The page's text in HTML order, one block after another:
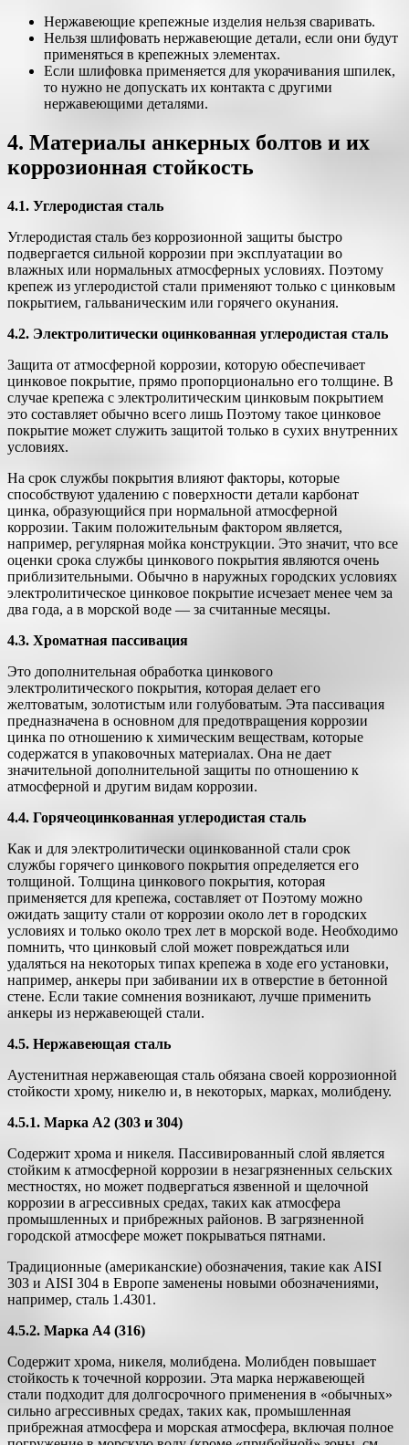
Нержавеющие крепежные изделия нельзя сваривать.
Нельзя шлифовать нержавеющие детали, если они будут
применяться в крепежных элементах.
Если шлифовка применяется для укорачивания шпилек,
то нужно не допускать их контакта с другими
нержавеющими деталями.
4. Материалы анкерных болтов и их
коррозионная стойкость
4.1. Углеродистая сталь
Углеродистая сталь без коррозионной защиты быстро
подвергается сильной коррозии при эксплуатации во
влажных или нормальных атмосферных условиях. Поэтому
крепеж из углеродистой стали применяют только с цинковым
покрытием, гальваническим или горячего окунания.
4.2. Электролитически оцинкованная углеродистая сталь
Защита от атмосферной коррозии, которую обеспечивает
цинковое покрытие, прямо пропорционально его толщине. В
случае крепежа с электролитическим цинковым покрытием
это составляет обычно всего лишь Поэтому такое цинковое
покрытие может служить защитой только в сухих внутренних
условиях.
На срок службы покрытия влияют факторы, которые
способствуют удалению с поверхности детали карбонат
цинка, образующийся при нормальной атмосферной
коррозии. Таким положительным фактором является,
например, регулярная мойка конструкции. Это значит, что все
оценки срока службы цинкового покрытия являются очень
приблизительными. Обычно в наружных городских условиях
электролитическое цинковое покрытие исчезает менее чем за
два года, а в морской воде — за считанные месяцы.
4.3. Хроматная пассивация
Это дополнительная обработка цинкового
электролитического покрытия, которая делает его
желтоватым, золотистым или голубоватым. Эта пассивация
предназначена в основном для предотвращения коррозии
цинка по отношению к химическим веществам, которые
содержатся в упаковочных материалах. Она не дает
значительной дополнительной защиты по отношению к
атмосферной и другим видам коррозии.
4.4. Горячеоцинкованная углеродистая сталь
Как и для электролитически оцинкованной стали срок
службы горячего цинкового покрытия определяется его
толщиной. Толщина цинкового покрытия, которая
применяется для крепежа, составляет от Поэтому можно
ожидать защиту стали от коррозии около лет в городских
условиях и только около трех лет в морской воде. Необходимо
помнить, что цинковый слой может повреждаться или
удаляться на некоторых типах крепежа в ходе его установки,
например, анкеры при забивании их в отверстие в бетонной
стене. Если такие сомнения возникают, лучше применить
анкеры из нержавеющей стали.
4.5. Нержавеющая сталь
Аустенитная нержавеющая сталь обязана своей коррозионной
стойкости хрому, никелю и, в некоторых, марках, молибдену.
4.5.1. Марка А2 (303 и 304)
Содержит хрома и никеля. Пассивированный слой является
стойким к атмосферной коррозии в незагрязненных сельских
местностях, но может подвергаться язвенной и щелочной
коррозии в агрессивных средах, таких как атмосфера
промышленных и прибрежных районов. В загрязненной
городской атмосфере может покрываться пятнами.
Традиционные (американские) обозначения, такие как AISI
303 и AISI 304 в Европе заменены новыми обозначениями,
например, сталь 1.4301.
4.5.2. Марка А4 (316)
Содержит хрома, никеля, молибдена. Молибден повышает
стойкость к точечной коррозии. Эта марка нержавеющей
стали подходит для долгосрочного применения в «обычных»
сильно агрессивных средах, таких как, промышленная
прибрежная атмосфера и морская атмосфера, включая полное